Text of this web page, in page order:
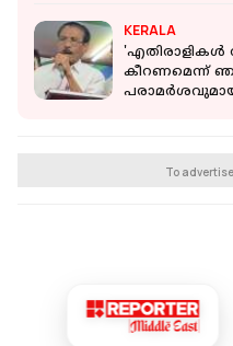
KERALA
കീറണമെന്ന്
To